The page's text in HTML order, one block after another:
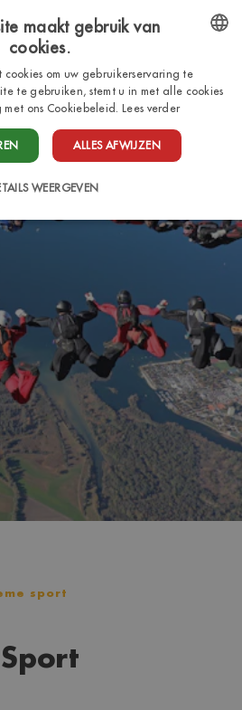
sport
ENGLISH
FRENCH
DUTCH
maakt gebruik van
cookies.
om uw gebruikerservaring te
te gebruiken, stemt u in met alle cookies
met ons Cookiebeleid. Lees verder
ALLES AFWIJZEN
WEERGEVEN